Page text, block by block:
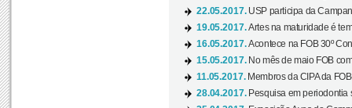
22.05.2017. USP participa da
19.05.2017.Artes na maturidade é
16.05.2017.Acontece na FOB 30º
15.05.2017. No mês de maio FOB
11.05.2017. Membros da CIPA da
28.04.2017. Pesquisa em periodontia